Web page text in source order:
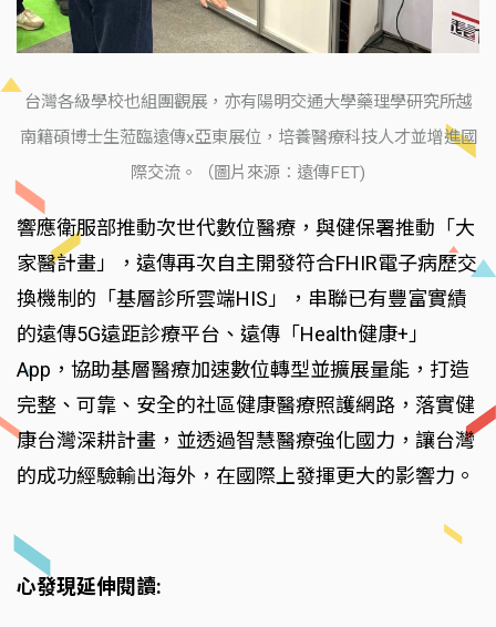
台灣各級學校也組團觀展，亦有陽明交通大學藥理學研究所越
南籍碩博士生蒞臨遠傳x亞東展位，培養醫療科技人才並增進國
際交流。（圖片來源：遠傳FET)
響應衛服部推動次世代數位醫療，與健保署推動「大
家醫計畫」，遠傳再次自主開發符合FHIR電子病歷交
換機制的「基層診所雲端HIS」，串聯已有豐富實績
的遠傳5G遠距診療平台、遠傳「Health健康+」
App，協助基層醫療加速數位轉型並擴展量能，打造
完整、可靠、安全的社區健康醫療照護網路，落實健
康台灣深耕計畫，並透過智慧醫療強化國力，讓台灣
的成功經驗輸出海外，在國際上發揮更大的影響力。
心發現延伸閱讀: